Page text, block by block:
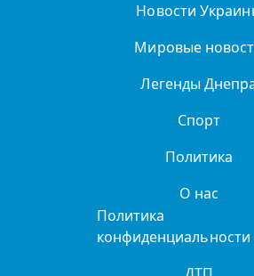
Новости
Мировые
Легенды
Спорт
Политика
О нас
Политика
конфиденциальности